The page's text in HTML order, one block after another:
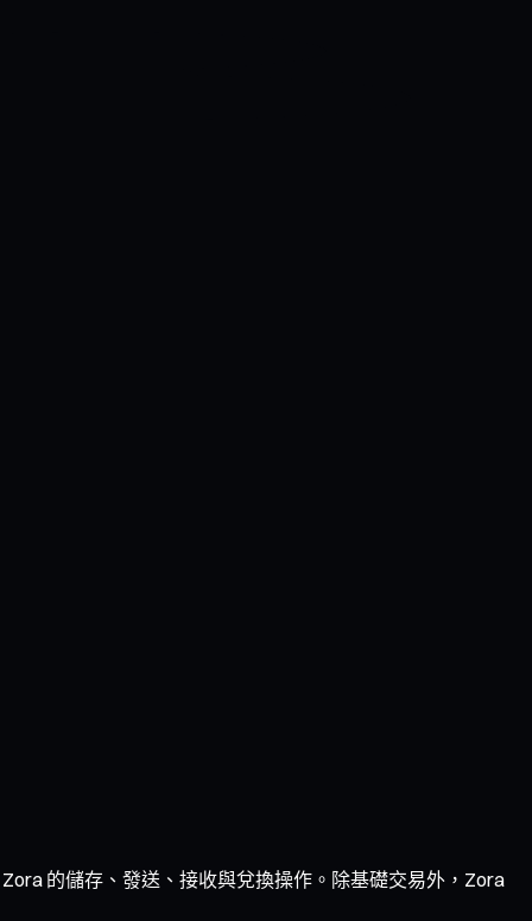
的儲存、發送、接收與兌換操作。除基礎交易外，Zora